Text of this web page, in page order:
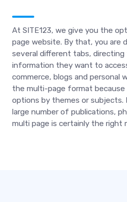
At SITE123, we give you the
page website. By that, you are
several different tabs,
information they want to
commerce, blogs and personal
the multi-page format
options by themes or subjects.
large number of publications,
multi page is certainly the right